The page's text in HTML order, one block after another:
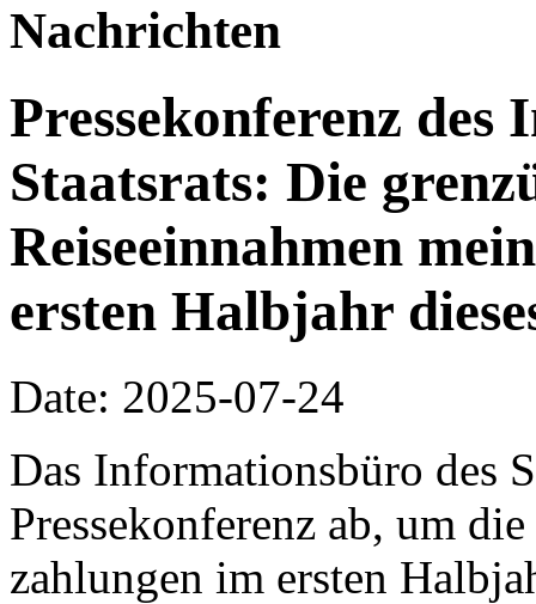
Nachrichten
Pressekonferenz des
Staatsrats: Die
Reiseeinnahmen
ersten Halbjahr
Date: 2025-07-24
Das Informationsbüro des
Pressekonferenz ab, um
zahlungen im ersten